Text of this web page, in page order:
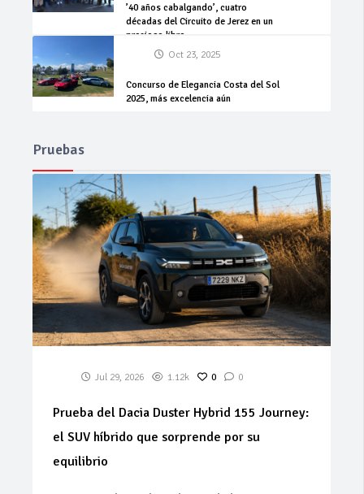
’40 años cabalgando’, cuatro
décadas del Circuito de Jerez en un
precioso libro
Oct 23, 2025
Concurso de Elegancia Costa del Sol
2025, más excelencia aún
Pruebas
Jul 29, 2026 1.12k 0 0
Prueba del Dacia Duster Hybrid 155 Journey:
el SUV híbrido que sorprende por su
equilibrio